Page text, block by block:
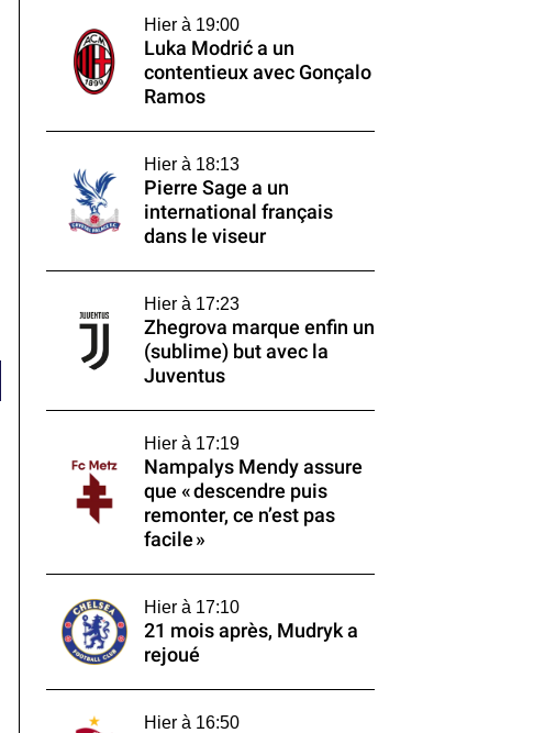
Hier à 19:00
Luka Modrić a un
contentieux avec Gonçalo
Ramos
Hier à 18:13
Pierre Sage a un
international français
dans le viseur
Hier à 17:23
Zhegrova marque enfin un
(sublime) but avec la
Juventus
Hier à 17:19
Nampalys Mendy assure
que « descendre puis
remonter, ce n’est pas
facile »
Hier à 17:10
21 mois après, Mudryk a
rejoué
Hier à 16:50